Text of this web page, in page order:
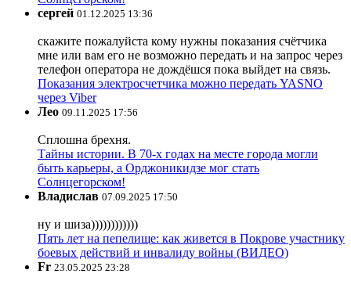
сергей 01.12.2025 13:36
скажите пожалуйста кому нужны показания счётчика
мне или вам его не возможно передать и на запрос через
телефон оператора не дождёшся пока выйдет на связь.
Показания электросчетчика можно передать YASNO
через Viber
Лео 09.11.2025 17:56
Сплошна брехня.
Тайны истории. В 70-х годах на месте города могли
быть карьеры, а Орджоникидзе мог стать
Солнцегорском!
Владислав 07.09.2025 17:50
ну и шиза))))))))))))
Пять лет на пепелище: как живется в Покрове участнику
боевых действий и инвалиду войны (ВИДЕО)
Fr 23.05.2025 23:28